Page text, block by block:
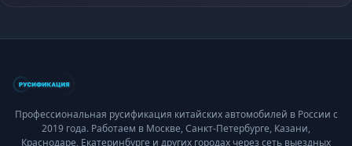
Профессиональная русификация китайских автомобилей в России с
2019 года. Работаем в Москве, Санкт-Петербурге, Казани,
Краснодаре, Екатеринбурге и других городах через сеть выездных